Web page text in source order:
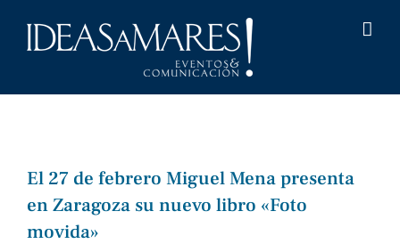
El 27 de febrero Miguel Mena presenta
en Zaragoza su nuevo libro «Foto
movida»